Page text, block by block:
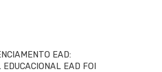
EAD:
EAD FOI